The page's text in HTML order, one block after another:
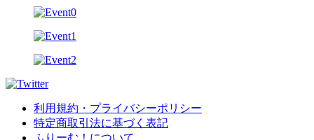
利用規約・プライバシーポリシー
特定商取引法に基づく表記